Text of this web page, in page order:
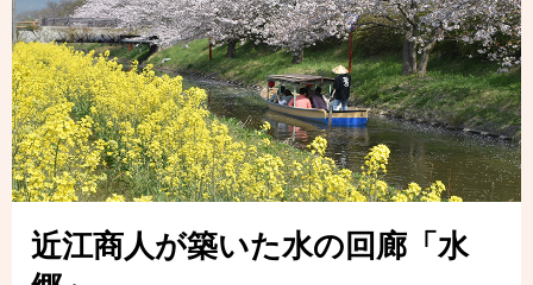
近江商人が築いた水の回廊「水